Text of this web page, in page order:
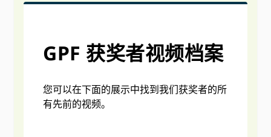
GPF 获奖者视频档案
您可以在下面的展示中找到我们获奖者的所
有先前的视频。